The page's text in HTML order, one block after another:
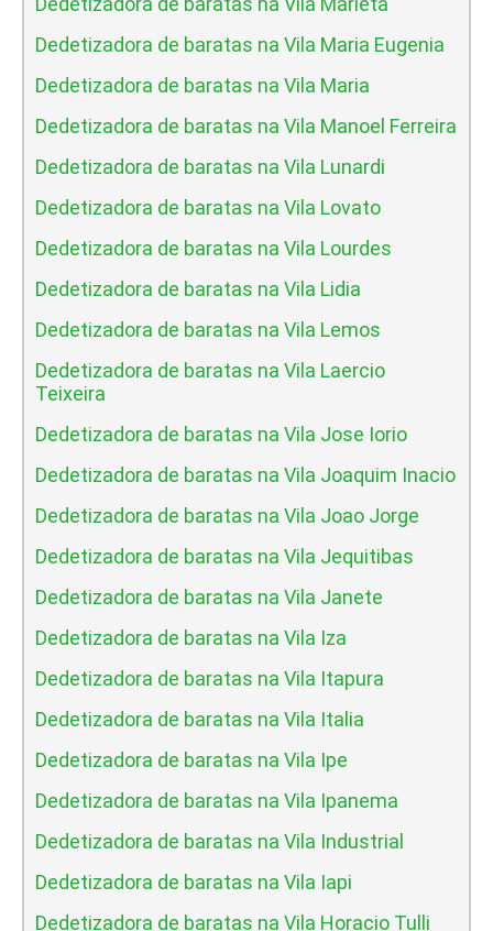
Dedetizadora de baratas na Vila Maria Eugenia
Dedetizadora de baratas na Vila Maria
Dedetizadora de baratas na Vila Manoel Ferreira
Dedetizadora de baratas na Vila Lunardi
Dedetizadora de baratas na Vila Lovato
Dedetizadora de baratas na Vila Lourdes
Dedetizadora de baratas na Vila Lidia
Dedetizadora de baratas na Vila Lemos
Dedetizadora de baratas na Vila Laercio
Teixeira
Dedetizadora de baratas na Vila Jose Iorio
Dedetizadora de baratas na Vila Joaquim Inacio
Dedetizadora de baratas na Vila Joao Jorge
Dedetizadora de baratas na Vila Jequitibas
Dedetizadora de baratas na Vila Janete
Dedetizadora de baratas na Vila Iza
Dedetizadora de baratas na Vila Itapura
Dedetizadora de baratas na Vila Italia
Dedetizadora de baratas na Vila Ipe
Dedetizadora de baratas na Vila Ipanema
Dedetizadora de baratas na Vila Industrial
Dedetizadora de baratas na Vila Iapi
Dedetizadora de baratas na Vila Horacio Tulli